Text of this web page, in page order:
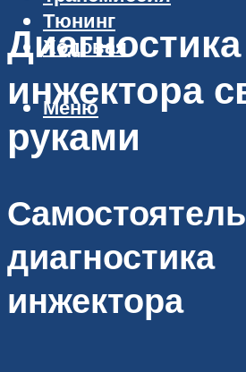
Тюнинг
Ходовая
Меню
Диагностика
инжектора
руками
диагностика
инжектора